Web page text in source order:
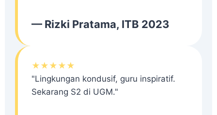
— Rizki Pratama, ITB 2023
★★★★★
"Lingkungan kondusif, guru inspiratif.
Sekarang S2 di UGM."